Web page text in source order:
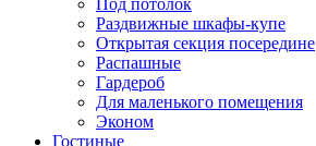
Под потолок
Раздвижные шкафы-купе
Открытая секция посередине
Распашные
Гардероб
Для маленького помещения
Эконом
Гостиные